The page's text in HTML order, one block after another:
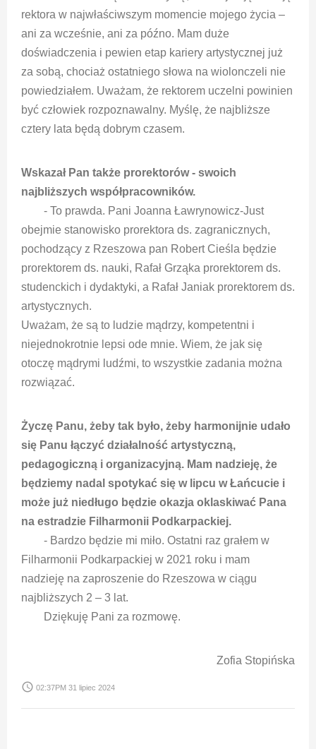
rektora w najwłaściwszym momencie mojego życia –
ani za wcześnie, ani za późno. Mam duże
doświadczenia i pewien etap kariery artystycznej już
za sobą, chociaż ostatniego słowa na wiolonczeli nie
powiedziałem. Uważam, że rektorem uczelni powinien
być człowiek rozpoznawalny. Myślę, że najbliższe
cztery lata będą dobrym czasem.
Wskazał Pan także prorektorów - swoich
najbliższych współpracowników.
- To prawda. Pani Joanna Ławrynowicz-Just
obejmie stanowisko prorektora ds. zagranicznych,
pochodzący z Rzeszowa pan Robert Cieśla będzie
prorektorem ds. nauki, Rafał Grząka prorektorem ds.
studenckich i dydaktyki, a Rafał Janiak prorektorem ds.
artystycznych.
Uważam, że są to ludzie mądrzy, kompetentni i
niejednokrotnie lepsi ode mnie. Wiem, że jak się
otoczę mądrymi ludźmi, to wszystkie zadania można
rozwiązać.
Życzę Panu, żeby tak było, żeby harmonijnie udało
się Panu łączyć działalność artystyczną,
pedagogiczną i organizacyjną. Mam nadzieję, że
będziemy nadal spotykać się w lipcu w Łańcucie i
może już niedługo będzie okazja oklaskiwać Pana
na estradzie Filharmonii Podkarpackiej.
- Bardzo będzie mi miło. Ostatni raz grałem w
Filharmonii Podkarpackiej w 2021 roku i mam
nadzieję na zaproszenie do Rzeszowa w ciągu
najbliższych 2 – 3 lat.
Dziękuję Pani za rozmowę.
Zofia Stopińska
access_time 02:37PM 31 lipiec 2024